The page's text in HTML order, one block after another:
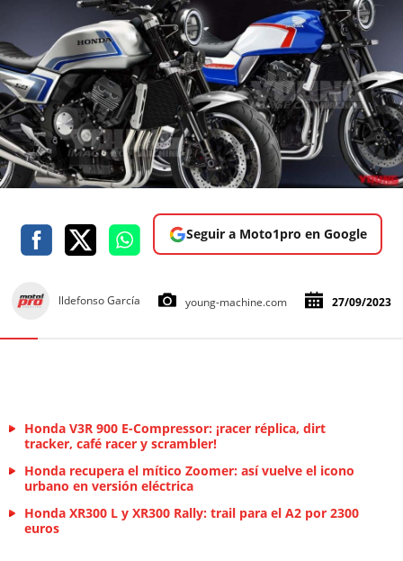
Seguir a Moto1pro en Google
lldefonso García young-machine.com 27/09/2023
Honda V3R 900 E-Compressor: ¡racer réplica, dirt
tracker, café racer y scrambler!
Honda recupera el mítico Zoomer: así vuelve el icono
urbano en versión eléctrica
Honda XR300 L y XR300 Rally: trail para el A2 por 2300
euros